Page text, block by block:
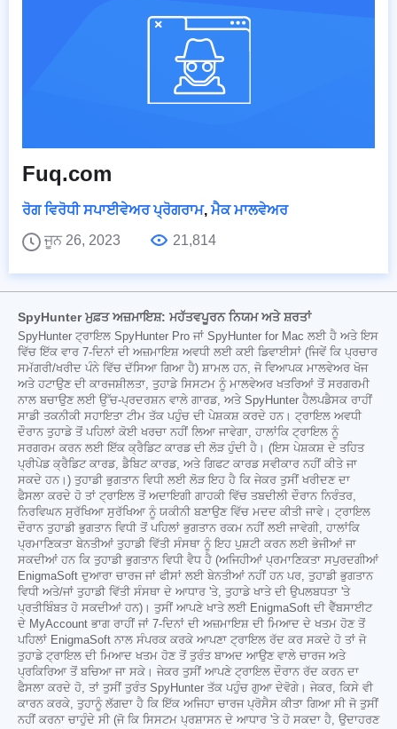
Fuq.com
ਰੋਗ ਵਿਰੋਧੀ ਸਪਾਈਵੇਅਰ ਪ੍ਰੋਗਰਾਮ, ਮੈਕ ਮਾਲਵੇਅਰ
ਜੂਨ 26, 2023
21,814
SpyHunter ਮੁਫ਼ਤ ਅਜ਼ਮਾਇਸ਼: ਮਹੱਤਵਪੂਰਨ ਨਿਯਮ ਅਤੇ ਸ਼ਰਤਾਂ
SpyHunter ਟ੍ਰਾਇਲ SpyHunter Pro ਜਾਂ SpyHunter for Mac ਲਈ ਹੈ ਅਤੇ ਇਸ
ਵਿੱਚ ਇੱਕ ਵਾਰ 7-ਦਿਨਾਂ ਦੀ ਅਜ਼ਮਾਇਸ਼ ਅਵਧੀ ਲਈ ਕਈ ਡਿਵਾਈਸਾਂ (ਜਿਵੇਂ ਕਿ ਪ੍ਰਚਾਰ
ਸਮੱਗਰੀ/ਖਰੀਦ ਪੰਨੇ ਵਿੱਚ ਦੱਸਿਆ ਗਿਆ ਹੈ) ਸ਼ਾਮਲ ਹਨ, ਜੋ ਵਿਆਪਕ ਮਾਲਵੇਅਰ ਖੋਜ
ਅਤੇ ਹਟਾਉਣ ਦੀ ਕਾਰਜਸ਼ੀਲਤਾ, ਤੁਹਾਡੇ ਸਿਸਟਮ ਨੂੰ ਮਾਲਵੇਅਰ ਖਤਰਿਆਂ ਤੋਂ ਸਰਗਰਮੀ
ਨਾਲ ਬਚਾਉਣ ਲਈ ਉੱਚ-ਪ੍ਰਦਰਸ਼ਨ ਵਾਲੇ ਗਾਰਡ, ਅਤੇ SpyHunter ਹੈਲਪਡੈਸਕ ਰਾਹੀਂ
ਸਾਡੀ ਤਕਨੀਕੀ ਸਹਾਇਤਾ ਟੀਮ ਤੱਕ ਪਹੁੰਚ ਦੀ ਪੇਸ਼ਕਸ਼ ਕਰਦੇ ਹਨ। ਟ੍ਰਾਇਲ ਅਵਧੀ
ਦੌਰਾਨ ਤੁਹਾਡੇ ਤੋਂ ਪਹਿਲਾਂ ਕੋਈ ਖਰਚਾ ਨਹੀਂ ਲਿਆ ਜਾਵੇਗਾ, ਹਾਲਾਂਕਿ ਟ੍ਰਾਇਲ ਨੂੰ
ਸਰਗਰਮ ਕਰਨ ਲਈ ਇੱਕ ਕ੍ਰੈਡਿਟ ਕਾਰਡ ਦੀ ਲੋੜ ਹੁੰਦੀ ਹੈ। (ਇਸ ਪੇਸ਼ਕਸ਼ ਦੇ ਤਹਿਤ
ਪ੍ਰੀਪੇਡ ਕ੍ਰੈਡਿਟ ਕਾਰਡ, ਡੈਬਿਟ ਕਾਰਡ, ਅਤੇ ਗਿਫਟ ਕਾਰਡ ਸਵੀਕਾਰ ਨਹੀਂ ਕੀਤੇ ਜਾ
ਸਕਦੇ ਹਨ।) ਤੁਹਾਡੀ ਭੁਗਤਾਨ ਵਿਧੀ ਲਈ ਲੋੜ ਇਹ ਹੈ ਕਿ ਜੇਕਰ ਤੁਸੀਂ ਖਰੀਦਣ ਦਾ
ਫੈਸਲਾ ਕਰਦੇ ਹੋ ਤਾਂ ਟ੍ਰਾਇਲ ਤੋਂ ਅਦਾਇਗੀ ਗਾਹਕੀ ਵਿੱਚ ਤਬਦੀਲੀ ਦੌਰਾਨ ਨਿਰੰਤਰ,
ਨਿਰਵਿਘਨ ਸੁਰੱਖਿਆ ਸੁਰੱਖਿਆ ਨੂੰ ਯਕੀਨੀ ਬਣਾਉਣ ਵਿੱਚ ਮਦਦ ਕੀਤੀ ਜਾਵੇ। ਟ੍ਰਾਇਲ
ਦੌਰਾਨ ਤੁਹਾਡੀ ਭੁਗਤਾਨ ਵਿਧੀ ਤੋਂ ਪਹਿਲਾਂ ਭੁਗਤਾਨ ਰਕਮ ਨਹੀਂ ਲਈ ਜਾਵੇਗੀ, ਹਾਲਾਂਕਿ
ਪ੍ਰਮਾਣਿਕਤਾ ਬੇਨਤੀਆਂ ਤੁਹਾਡੀ ਵਿੱਤੀ ਸੰਸਥਾ ਨੂੰ ਇਹ ਪੁਸ਼ਟੀ ਕਰਨ ਲਈ ਭੇਜੀਆਂ ਜਾ
ਸਕਦੀਆਂ ਹਨ ਕਿ ਤੁਹਾਡੀ ਭੁਗਤਾਨ ਵਿਧੀ ਵੈਧ ਹੈ (ਅਜਿਹੀਆਂ ਪ੍ਰਮਾਣਿਕਤਾ ਸਪੁਰਦਗੀਆਂ
EnigmaSoft ਦੁਆਰਾ ਚਾਰਜ ਜਾਂ ਫੀਸਾਂ ਲਈ ਬੇਨਤੀਆਂ ਨਹੀਂ ਹਨ ਪਰ, ਤੁਹਾਡੀ ਭੁਗਤਾਨ
ਵਿਧੀ ਅਤੇ/ਜਾਂ ਤੁਹਾਡੀ ਵਿੱਤੀ ਸੰਸਥਾ ਦੇ ਆਧਾਰ 'ਤੇ, ਤੁਹਾਡੇ ਖਾਤੇ ਦੀ ਉਪਲਬਧਤਾ 'ਤੇ
ਪ੍ਰਤੀਬਿੰਬਤ ਹੋ ਸਕਦੀਆਂ ਹਨ)। ਤੁਸੀਂ ਆਪਣੇ ਖਾਤੇ ਲਈ EnigmaSoft ਦੀ ਵੈੱਬਸਾਈਟ
ਦੇ MyAccount ਭਾਗ ਰਾਹੀਂ ਜਾਂ 7-ਦਿਨਾਂ ਦੀ ਅਜ਼ਮਾਇਸ਼ ਦੀ ਮਿਆਦ ਦੇ ਖਤਮ ਹੋਣ ਤੋਂ
ਪਹਿਲਾਂ EnigmaSoft ਨਾਲ ਸੰਪਰਕ ਕਰਕੇ ਆਪਣਾ ਟ੍ਰਾਇਲ ਰੱਦ ਕਰ ਸਕਦੇ ਹੋ ਤਾਂ ਜੋ
ਤੁਹਾਡੇ ਟ੍ਰਾਇਲ ਦੀ ਮਿਆਦ ਖਤਮ ਹੋਣ ਤੋਂ ਤੁਰੰਤ ਬਾਅਦ ਆਉਣ ਵਾਲੇ ਚਾਰਜ ਅਤੇ
ਪ੍ਰਕਿਰਿਆ ਤੋਂ ਬਚਿਆ ਜਾ ਸਕੇ। ਜੇਕਰ ਤੁਸੀਂ ਆਪਣੇ ਟ੍ਰਾਇਲ ਦੌਰਾਨ ਰੱਦ ਕਰਨ ਦਾ
ਫੈਸਲਾ ਕਰਦੇ ਹੋ, ਤਾਂ ਤੁਸੀਂ ਤੁਰੰਤ SpyHunter ਤੱਕ ਪਹੁੰਚ ਗੁਆ ਦੇਵੋਗੇ। ਜੇਕਰ, ਕਿਸੇ ਵੀ
ਕਾਰਨ ਕਰਕੇ, ਤੁਹਾਨੂੰ ਲੱਗਦਾ ਹੈ ਕਿ ਇੱਕ ਅਜਿਹਾ ਚਾਰਜ ਪ੍ਰੋਸੈਸ ਕੀਤਾ ਗਿਆ ਸੀ ਜੋ ਤੁਸੀਂ
ਨਹੀਂ ਕਰਨਾ ਚਾਹੁੰਦੇ ਸੀ (ਜੋ ਕਿ ਸਿਸਟਮ ਪ੍ਰਸ਼ਾਸਨ ਦੇ ਆਧਾਰ 'ਤੇ ਹੋ ਸਕਦਾ ਹੈ, ਉਦਾਹਰਣ